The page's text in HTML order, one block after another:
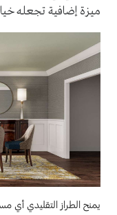
ميزة إضافية تجعله
يمنح الطراز التقليدي أي